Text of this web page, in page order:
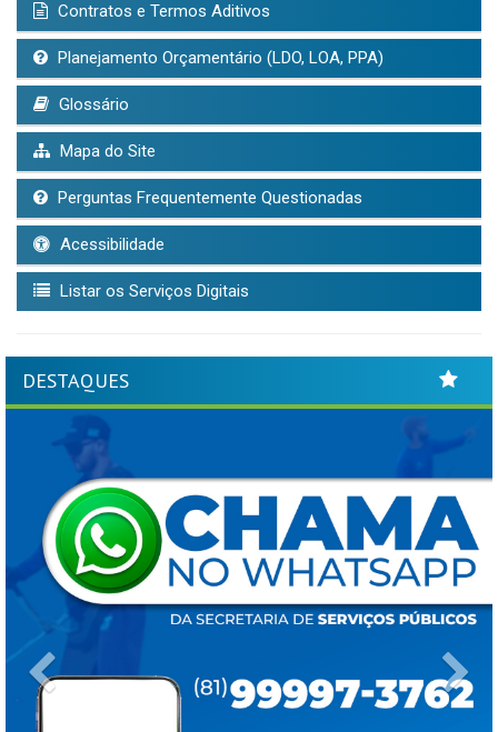
Contratos e Termos Aditivos
Planejamento Orçamentário (LDO, LOA, PPA)
Glossário
Mapa do Site
Perguntas Frequentemente Questionadas
Acessibilidade
Listar os Serviços Digitais
DESTAQUES